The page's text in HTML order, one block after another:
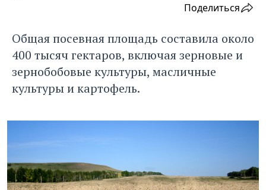
Поделиться
Общая посевная площадь составила около
400 тысяч гектаров, включая зерновые и
зернобобовые культуры, масличные
культуры и картофель.